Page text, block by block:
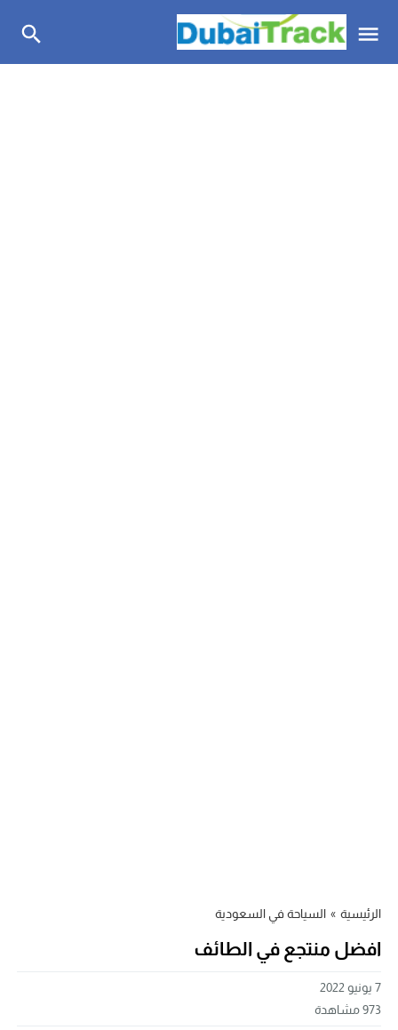
الرئيسية » السياحة في السعودية
افضل منتجع في الطائف
7 يونيو 2022
973مشاهدة